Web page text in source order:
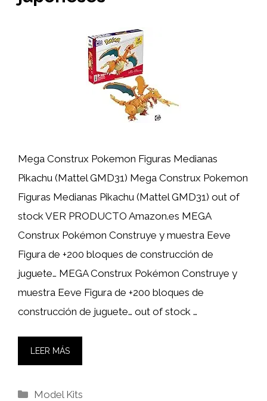
Mega Construx Pokemon Figuras Medianas
Pikachu (Mattel GMD31) Mega Construx Pokemon
Figuras Medianas Pikachu (Mattel GMD31) out of
stock VER PRODUCTO Amazon.es MEGA
Construx Pokémon Construye y muestra Eeve
Figura de +200 bloques de construcción de
juguete… MEGA Construx Pokémon Construye y
muestra Eeve Figura de +200 bloques de
construcción de juguete… out of stock …
LEER MÁS
Categorías
Model Kits